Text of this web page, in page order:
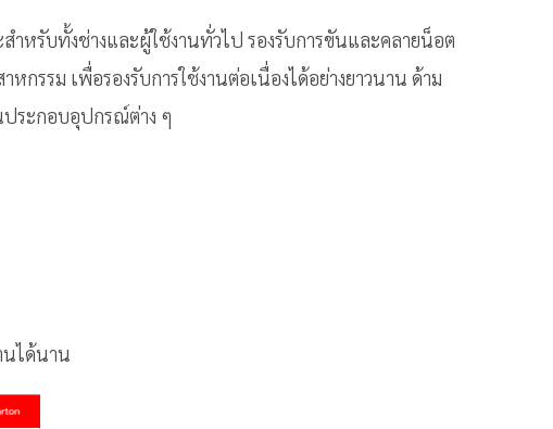
ำหรับทั้งช่างและผู้ใช้งานทั่วไป รองรับการขันและคลายน็อต
รรม เพื่อรองรับการใช้งานต่อเนื่องได้อย่างยาวนาน ด้าม
ประกอบอุปกรณ์ต่าง ๆ
นได้นาน